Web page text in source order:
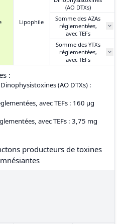
Lipophile
(AO DTXs)
Somme des AZAs
réglementées,
avec TEFs
Somme des YTXs
réglementées,
avec TEFs
:
(AO DTXs) :
avec TEFs : 160 μg
avec TEFs : 3,75 mg
producteurs de toxines